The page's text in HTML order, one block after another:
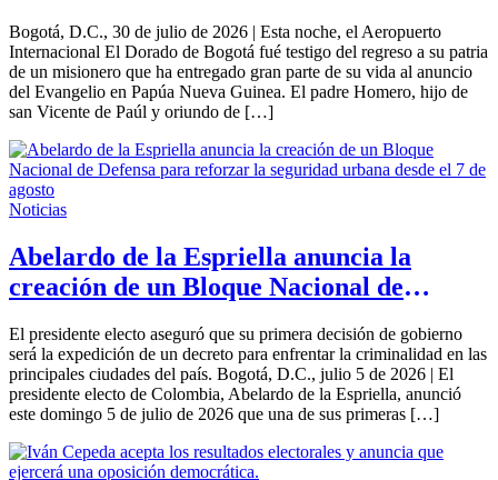
Bogotá, D.C., 30 de julio de 2026 | Esta noche, el Aeropuerto
Internacional El Dorado de Bogotá fué testigo del regreso a su patria
de un misionero que ha entregado gran parte de su vida al anuncio
del Evangelio en Papúa Nueva Guinea. El padre Homero, hijo de
san Vicente de Paúl y oriundo de […]
Noticias
Abelardo de la Espriella anuncia la
creación de un Bloque Nacional de
urbana desde el 7 de agosto
El presidente electo aseguró que su primera decisión de gobierno
será la expedición de un decreto para enfrentar la criminalidad en las
principales ciudades del país. Bogotá, D.C., julio 5 de 2026 | El
presidente electo de Colombia, Abelardo de la Espriella, anunció
este domingo 5 de julio de 2026 que una de sus primeras […]